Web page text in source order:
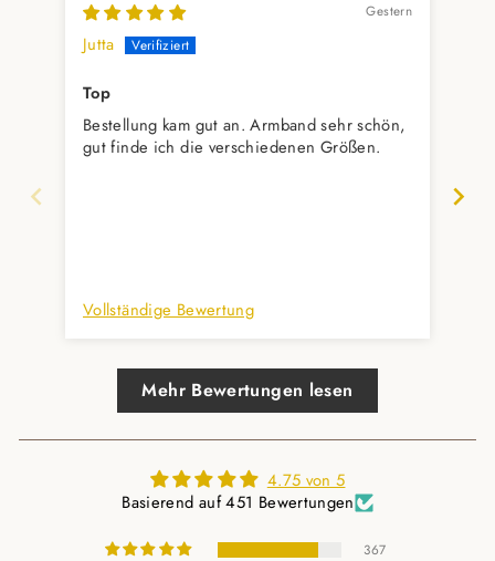
Gestern
Jutta
Top
Bestellung kam gut an. Armband sehr schön,
gut finde ich die verschiedenen Größen.
Vollständige Bewertung
Mehr Bewertungen lesen
4.75 von 5
Basierend auf 451 Bewertungen
367